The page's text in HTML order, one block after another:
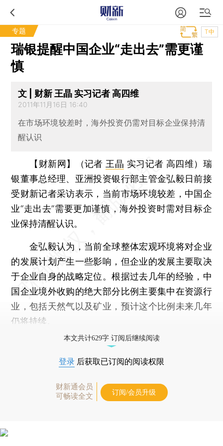
专题 T中
瑞银提醒中国企业“走出去”需更谨
慎
文 | 财新 王晶 实习记者 高四维
2011年11月16日 16:40
在市场环境较差时，海外投资仍需对目标企业保持清
醒认识
【财新网】（记者 王晶 实习记者 高四维） 瑞
银董事总经理、亚洲投资银行部主管金弘毅日前接
受财新记者采访表示，当前市场环境较差，中国企
业“走出去”需要更加谨慎，海外投资时需对目标企
业保持清醒认识。
金弘毅认为，当前全球整体宏观环境将对企业
的发展计划产生一些影响，但企业的发展主要取决
于企业自身的战略定位。根据过去几年的经验，中
国企业境外收购的绝大部分比例主要集中在资源行
业，包括天然气以及矿业，预计这个比例未来几年
仍将持续。
本文共计629字 订阅后继续阅读
登录 后获取已订阅的阅读权限
财新通会员
可畅读全文
订阅/会员升级